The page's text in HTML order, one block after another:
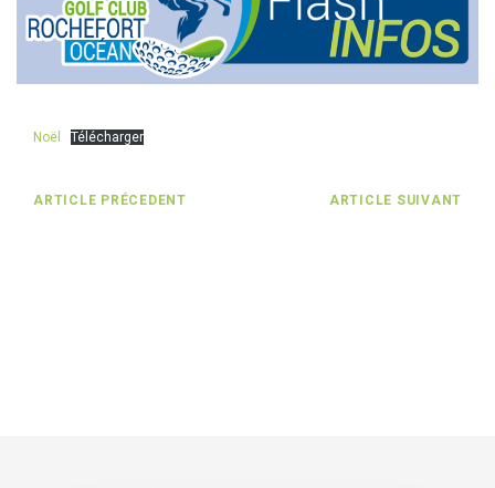
Noël Télécharger
ARTICLE PRÉCEDENT ARTICLE SUIVANT